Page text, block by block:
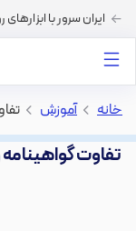
ایران سرور با
خانه > آموزش >
تفاوت